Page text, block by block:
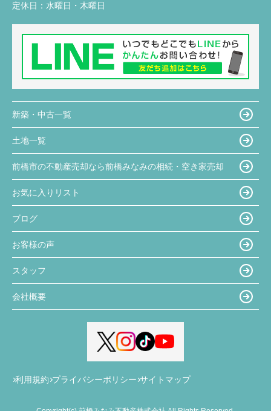
定休日： 水曜日・木曜日
新築・中古一覧
土地一覧
前橋市の不動産売却なら前橋みなみの相続・空き家売却
お気に入りリスト
ブログ
お客様の声
スタッフ
会社概要
利用規約 プライバシーポリシー サイトマップ